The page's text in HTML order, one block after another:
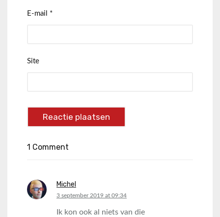
E-mail *
Site
1 Comment
Michel
says:
3 september 2019 at 09:34
Ik kon ook al niets van die